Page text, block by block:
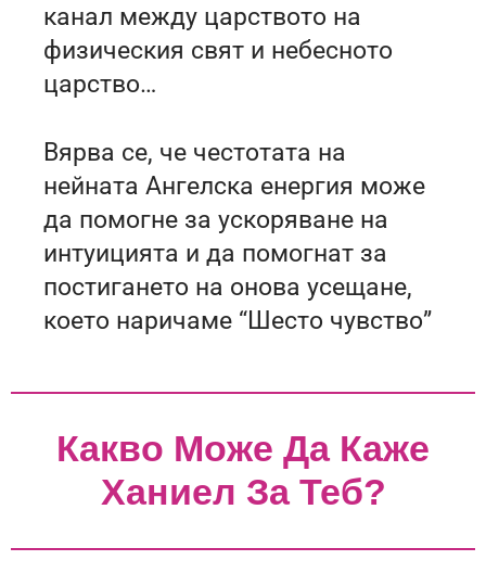
канал между царството на
физическия свят и небесното
царство…
Вярва се, че честотата на
нейната Ангелска енергия може
да помогне за ускоряване на
интуицията и да помогнат за
постигането на онова усещане,
което наричаме “Шесто чувство”
Какво Може Да Каже
Ханиел За Теб?